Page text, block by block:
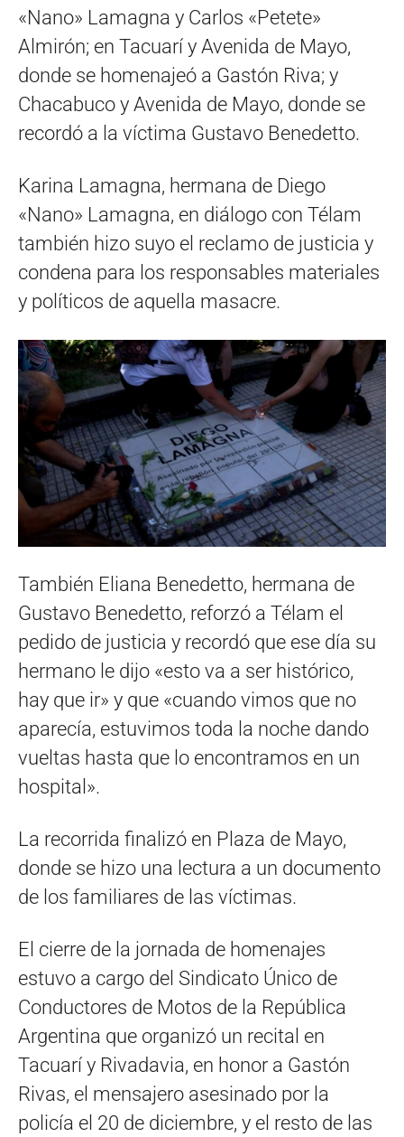
«Nano» Lamagna y Carlos «Petete»
Almirón; en Tacuarí y Avenida de Mayo,
donde se homenajeó a Gastón Riva; y
Chacabuco y Avenida de Mayo, donde se
recordó a la víctima Gustavo Benedetto.
Karina Lamagna, hermana de Diego
«Nano» Lamagna, en diálogo con Télam
también hizo suyo el reclamo de justicia y
condena para los responsables materiales
y políticos de aquella masacre.
También Eliana Benedetto, hermana de
Gustavo Benedetto, reforzó a Télam el
pedido de justicia y recordó que ese día su
hermano le dijo «esto va a ser histórico,
hay que ir» y que «cuando vimos que no
aparecía, estuvimos toda la noche dando
vueltas hasta que lo encontramos en un
hospital».
La recorrida finalizó en Plaza de Mayo,
donde se hizo una lectura a un documento
de los familiares de las víctimas.
El cierre de la jornada de homenajes
estuvo a cargo del Sindicato Único de
Conductores de Motos de la República
Argentina que organizó un recital en
Tacuarí y Rivadavia, en honor a Gastón
Rivas, el mensajero asesinado por la
policía el 20 de diciembre, y el resto de las